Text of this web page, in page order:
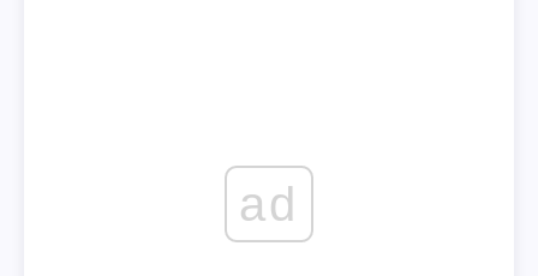
ad